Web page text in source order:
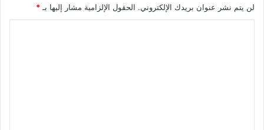
لن يتم نشر عنوان بريدك الإلكتروني. الحقول الإلزامية مشار إليها بـ*